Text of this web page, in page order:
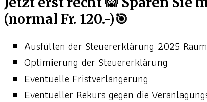
(normal Fr. 120.-)🎯
Ausfüllen der Steuererklärung 2025
Optimierung der Steuererklärung
Eventuelle Fristverlängerung
Eventueller Rekurs gegen die